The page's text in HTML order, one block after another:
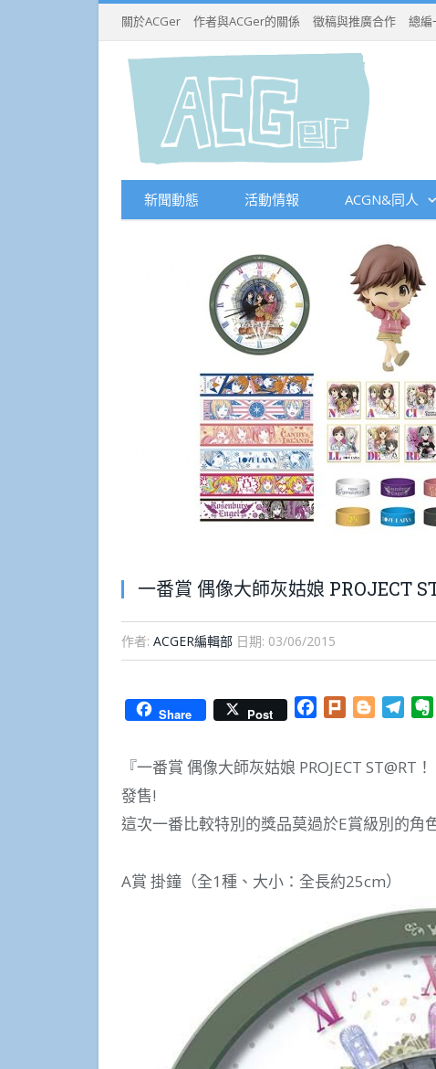
關於ACGer 作者與ACGer的關係 徵稿與推廣合作 總編
新聞動態 活動情報 ACGN&同人
一番賞 偶像大師灰姑娘 PROJECT
作者: ACGER編輯部 日期: 03/06/2015
Share Post Facebook
Plurk Blogger
『一番賞 偶像大師灰姑娘 PROJECT
發售!
這次一番比較特別的獎品莫過於E賞級別的角
A賞 掛鐘（全1種、大小：全長約25cm）